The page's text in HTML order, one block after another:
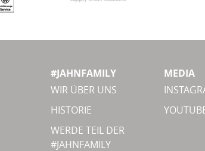
#JAHNFAMILY
WIR ÜBER UNS
HISTORIE
WERDE TEIL DER
#JAHNFAMILY
MEDIA